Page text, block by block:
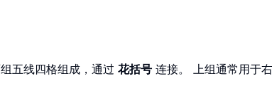
组五线四格组成，通过 花括号 连接。 上组通常用于